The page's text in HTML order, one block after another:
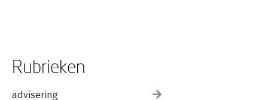
Rubrieken
advisering